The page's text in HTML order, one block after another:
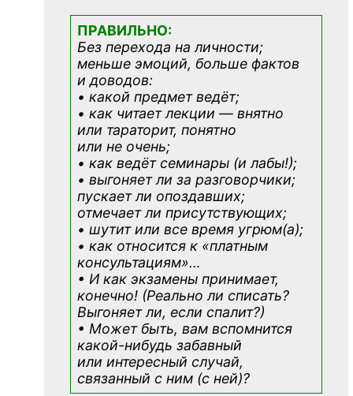
ПРАВИЛЬНО:
Без перехода на личности;
меньше эмоций, больше фактов
и доводов:
• какой предмет ведёт;
• как читает лекции — внятно
или тараторит, понятно
или не очень;
• как ведёт семинары (и лабы!);
• выгоняет ли за разговорчики;
пускает ли опоздавших;
отмечает ли присутствующих;
• шутит или все время угрюм(а);
• как относится к «платным
консультациям»…
• И как экзамены принимает,
конечно! (Реально ли списать?
Выгоняет ли, если спалит?)
• Может быть, вам вспомнится
какой-нибудь забавный
или интересный случай,
связанный с ним (с ней)?